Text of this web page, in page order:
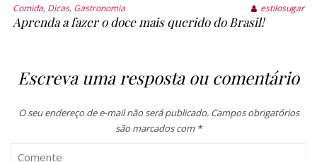
Comida, Dicas, Gastronomia estilosugar
Aprenda a fazer o doce mais querido do Brasil!
Escreva uma resposta ou comentário
O seu endereço de e-mail não será publicado. Campos obrigatórios
são marcados com *